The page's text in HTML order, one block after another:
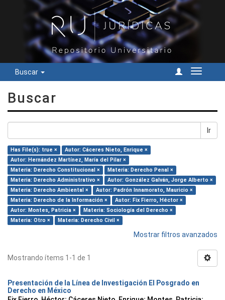
Buscar
Cambiar
Buscar
Ir
Has File(s): true ×
Autor: Cáceres Nieto, Enrique ×
Autor: Hernández Martínez, María del Pilar ×
Materia: Derecho Constitucional ×
Materia: Derecho Penal ×
Materia: Derecho Administrativo ×
Autor: González Galván, Jorge Alberto ×
Materia: Derecho Ambiental ×
Autor: Padrón Innamorato, Mauricio ×
Materia: Derecho de la Información ×
Autor: Fix Fierro, Héctor ×
Autor: Montes, Patricia ×
Materia: Sociología del Derecho ×
Materia: Otro ×
Materia: Derecho Civil ×
Mostrar filtros avanzados
Mostrando ítems 1-1 de 1
Presentación de la Línea de Investigación El Posgrado en
Derecho en México